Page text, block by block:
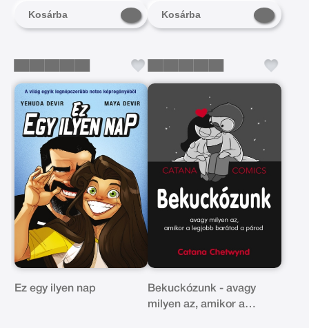
Kosárba Kosárba
Ez egy ilyen nap
Bekuckózunk - avagy
milyen az, amikor a